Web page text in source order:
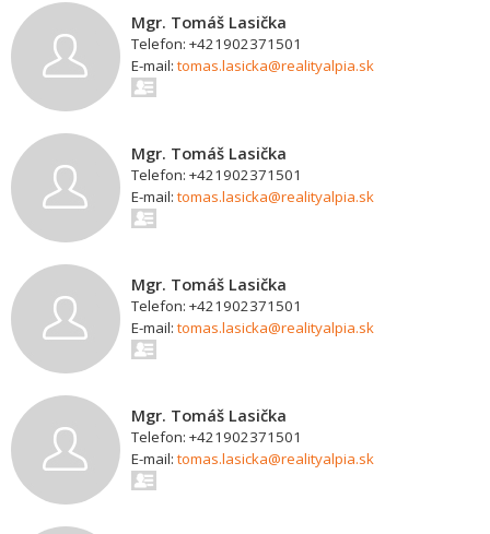
Mgr. Tomáš Lasička
Telefon: +421902371501
E-mail: tomas.lasicka@realityalpia.sk
Mgr. Tomáš Lasička
Telefon: +421902371501
E-mail: tomas.lasicka@realityalpia.sk
Mgr. Tomáš Lasička
Telefon: +421902371501
E-mail: tomas.lasicka@realityalpia.sk
Mgr. Tomáš Lasička
Telefon: +421902371501
E-mail: tomas.lasicka@realityalpia.sk